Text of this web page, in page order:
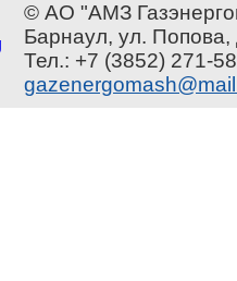
© АО "АМЗ
Барнаул, ул.
Тел.: +7 (3852) 271-